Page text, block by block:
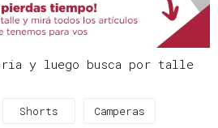
y luego busca por talle
Shorts Camperas